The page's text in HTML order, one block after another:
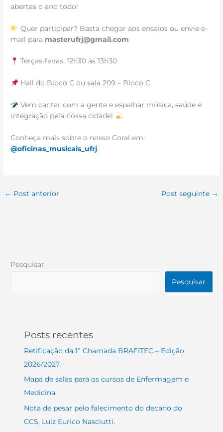
abertas o ano todo!
Quer participar? Basta chegar aos ensaios ou envie e-
mail para masterufrj@gmail.com
Terças-feiras, 12h30 às 13h30
Hall do Bloco C ou sala 209 – Bloco C
Vem cantar com a gente e espalhar música, saúde e
integração pela nossa cidade!
Conheça mais sobre o nosso Coral em:
@oficinas_musicais_ufrj
← Post anterior Post seguinte →
Pesquisar
Pesquisar
Posts recentes
Retificação da 1ª Chamada BRAFITEC – Edição
2026/2027.
Mapa de salas para os cursos de Enfermagem e
Medicina.
Nota de pesar pelo falecimento do decano do
CCS, Luiz Eurico Nasciutti.